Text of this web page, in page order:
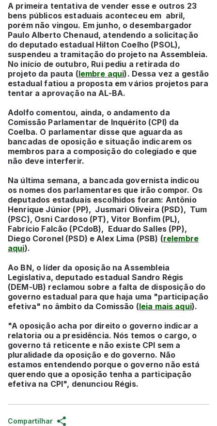
A primeira tentativa de vender esse e outros 23
bens públicos estaduais aconteceu em abril,
porém não vingou. Em junho, o desembargador
Paulo Alberto Chenaud, atendendo a solicitação
do deputado estadual Hilton Coelho (PSOL),
suspendeu a tramitação do projeto na Assembleia.
No início de outubro, Rui pediu a retirada do
projeto da pauta (lembre aqui). Dessa vez a gestão
estadual fatiou a proposta em vários projetos para
tentar a aprovação na AL-BA.
Adolfo comentou, ainda, o andamento da
Comissão Parlamentar de Inquérito (CPI) da
Coelba. O parlamentar disse que aguarda as
bancadas de oposição e situação indicarem os
membros para a composição do colegiado e que
não deve interferir.
Na última semana, a bancada governista indicou
os nomes dos parlamentares que irão compor. Os
deputados estaduais escolhidos foram: Antônio
Henrique Júnior (PP), Jusmari Oliveira (PSD), Tum
(PSC), Osni Cardoso (PT), Vitor Bonfim (PL),
Fabrício Falcão (PCdoB), Eduardo Salles (PP),
Diego Coronel (PSD) e Alex Lima (PSB) (relembre
aqui).
Ao BN, o líder da oposição na Assembleia
Legislativa, deputado estadual Sandro Régis
(DEM-UB) reclamou sobre a falta de disposição do
governo estadual para que haja uma "participação
efetiva" no âmbito da Comissão (leia mais aqui).
"A oposição acha por direito o governo indicar a
relatoria ou a presidência. Nós temos o cargo, o
governo tá reticente e não existe CPI sem a
pluralidade da oposição e do governo. Não
estamos entendendo porque o governo não está
querendo que a oposição tenha a participação
efetiva na CPI", denunciou Régis.
Compartilhar